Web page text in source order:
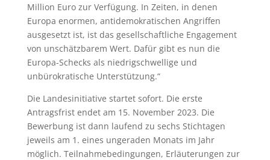
Million Euro zur Verfügung. In Zeiten, in denen
Europa enormen, antidemokratischen Angriffen
ausgesetzt ist, ist das gesellschaftliche Engagement
von unschätzbarem Wert. Dafür gibt es nun die
Europa-Schecks als niedrigschwellige und
unbürokratische Unterstützung.“
Die Landesinitiative startetsofort. Die erste
Antragsfrist endet am 15. November 2023. Die
Bewerbung ist dann laufend zu sechs Stichtagen
jeweils am 1. eines ungeraden Monats im Jahr
möglich. Teilnahmebedingungen, Erläuterungen zur